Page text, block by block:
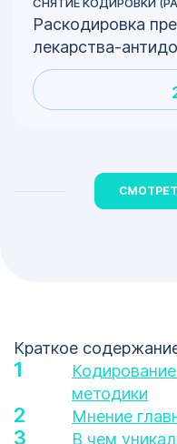
Раскодировка
лекарства-
Краткое
методики
Мнение
В чем